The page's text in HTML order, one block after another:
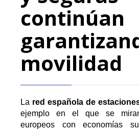
continúan
movilidad
La red española de
ejemplo en el que se
europeos con economías